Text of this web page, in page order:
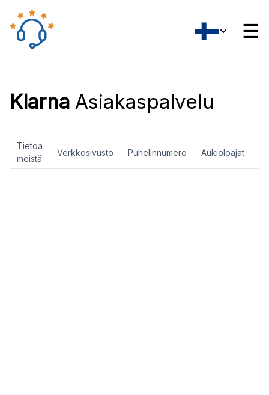
☰
Klarna Asiakaspalvelu
Tietoa
meistä
Verkkosivusto Puhelinnumero Aukioloajat